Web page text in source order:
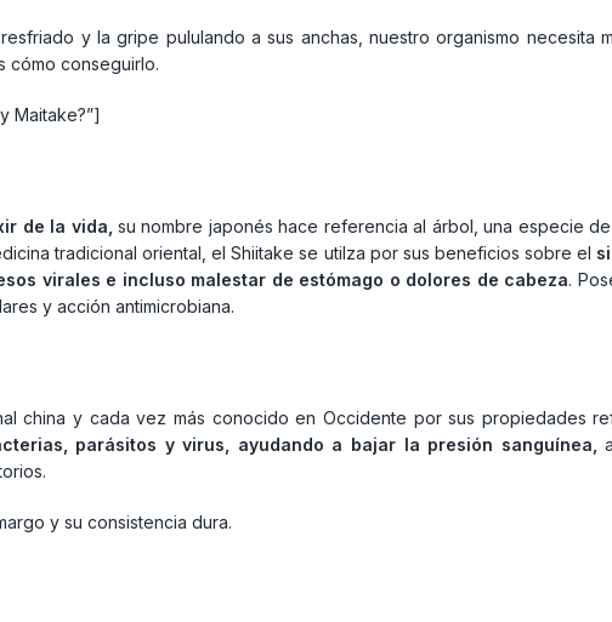
y la gripe pululando a sus anchas, nuestro organismo necesita
cómo conseguirlo.
Maitake?”]
de la vida, su nombre japonés hace referencia al árbol, una especie
tradicional oriental, el Shiitake se utilza por sus beneficios sobre el
virales e incluso malestar de estómago o dolores de cabeza.
y acción antimicrobiana.
china y cada vez más conocido en Occidente por sus propiedades
parásitos y virus, ayudando a bajar la presión sanguínea,
y su consistencia dura.